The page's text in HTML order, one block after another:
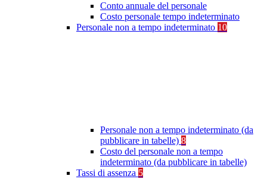
Conto annuale del personale
Costo personale tempo indeterminato
Personale non a tempo indeterminato 10
Personale non a tempo indeterminato (da
pubblicare in tabelle) 8
Costo del personale non a tempo
indeterminato (da pubblicare in tabelle)
Tassi di assenza 5